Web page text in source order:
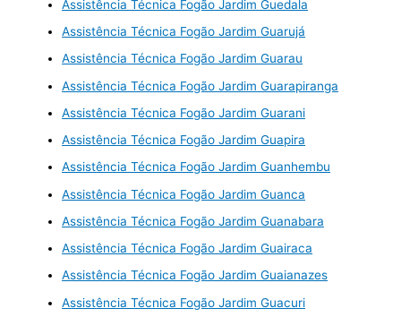
Assistência Técnica Fogão Jardim Guedala
Assistência Técnica Fogão Jardim Guarujá
Assistência Técnica Fogão Jardim Guarau
Assistência Técnica Fogão Jardim Guarapiranga
Assistência Técnica Fogão Jardim Guarani
Assistência Técnica Fogão Jardim Guapira
Assistência Técnica Fogão Jardim Guanhembu
Assistência Técnica Fogão Jardim Guanca
Assistência Técnica Fogão Jardim Guanabara
Assistência Técnica Fogão Jardim Guairaca
Assistência Técnica Fogão Jardim Guaianazes
Assistência Técnica Fogão Jardim Guacuri